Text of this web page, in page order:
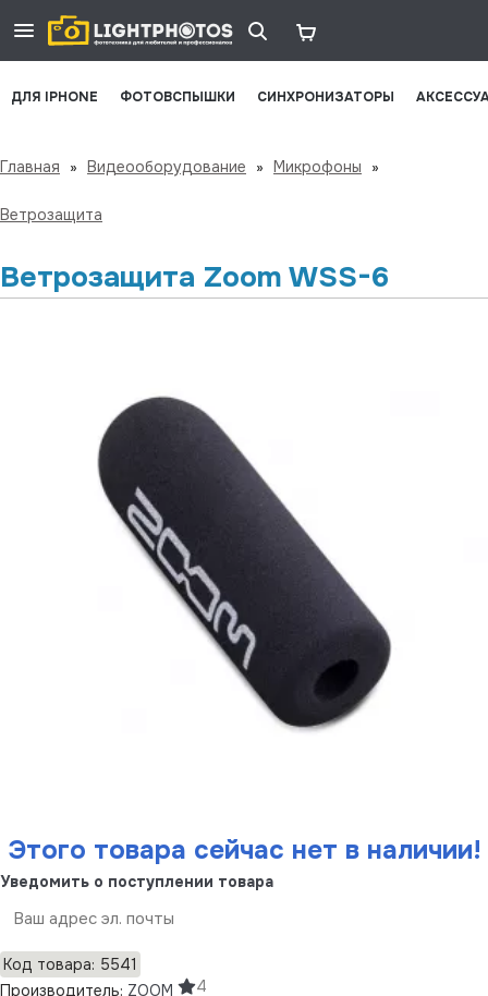
ДЛЯ IPHONE ФОТОВСПЫШКИ СИНХРОНИЗАТОРЫ
Главная » Видеооборудование » Микрофоны »
Ветрозащита
Ветрозащита Zoom WSS-6
Этого товара сейчас нет в наличии!
Уведомить о поступлении товара
Код товара: 5541
Производитель: ZOOM
4